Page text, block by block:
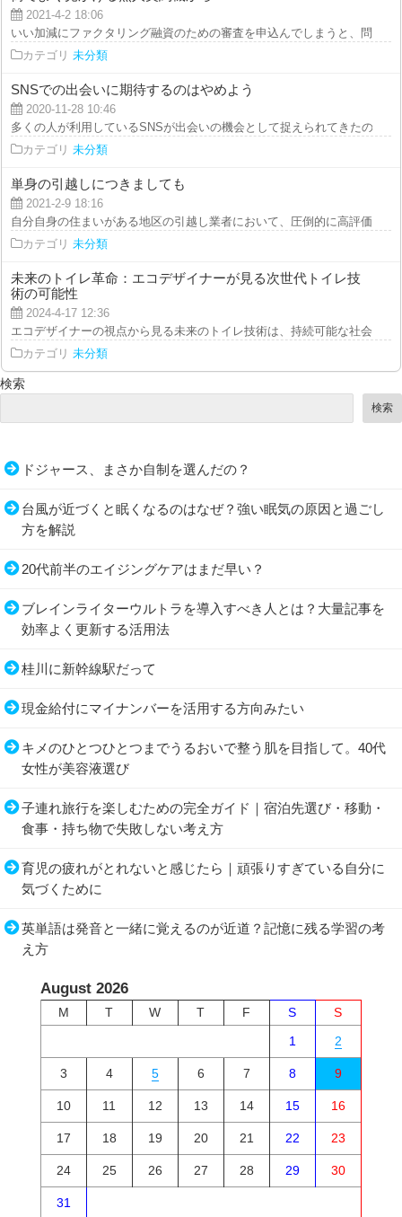
2021-4-2 18:06
いい加減にファクタリング融資のための審査を申込んでしまうと、問題な
カテゴリ 未分類
SNSでの出会いに期待するのはやめよう
2020-11-28 10:46
多くの人が利用しているSNSが出会いの機会として捉えられてきたのと同
カテゴリ 未分類
単身の引越しにつきましても
2021-2-9 18:16
自分自身の住まいがある地区の引越し業者において、圧倒的に高評価を得
カテゴリ 未分類
未来のトイレ革命：エコデザイナーが見る次世代トイレ技
術の可能性
2024-4-17 12:36
エコデザイナーの視点から見る未来のトイレ技術は、持続可能な社会の実
カテゴリ 未分類
検索
検索
ドジャース、まさか自制を選んだの？
台風が近づくと眠くなるのはなぜ？強い眠気の原因と過ごし
方を解説
20代前半のエイジングケアはまだ早い？
ブレインライターウルトラを導入すべき人とは？大量記事を
効率よく更新する活用法
桂川に新幹線駅だって
現金給付にマイナンバーを活用する方向みたい
キメのひとつひとつまでうるおいで整う肌を目指して。40代
女性が美容液選び
子連れ旅行を楽しむための完全ガイド｜宿泊先選び・移動・
食事・持ち物で失敗しない考え方
育児の疲れがとれないと感じたら｜頑張りすぎている自分に
気づくために
英単語は発音と一緒に覚えるのが近道？記憶に残る学習の考
え方
August 2026
M T W T F S
S
1
2
3 4 5 6 7 8 9
10 11 12 13 14 15 16
17 18 19 20 21 22 23
24 25 26 27 28 29 30
31